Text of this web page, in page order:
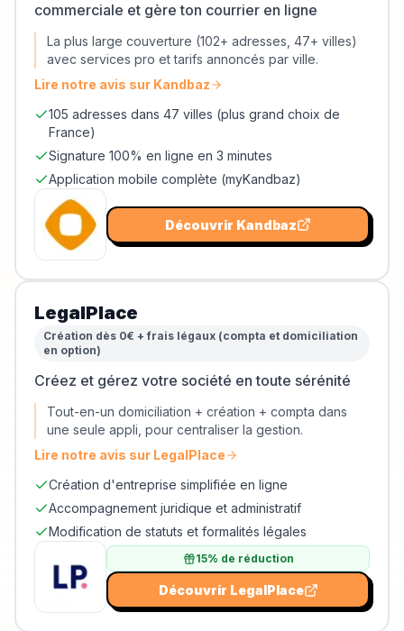
commerciale et gère ton courrier en ligne
La plus large couverture (102+ adresses, 47+ villes)
avec services pro et tarifs annoncés par ville.
Lire notre avis sur Kandbaz
105 adresses dans 47 villes (plus grand choix de
France)
Signature 100% en ligne en 3 minutes
Application mobile complète (myKandbaz)
Découvrir Kandbaz
LegalPlace
Création dès 0€ + frais légaux (compta et domiciliation
en option)
Créez et gérez votre société en toute sérénité
Tout-en-un domiciliation + création + compta dans
une seule appli, pour centraliser la gestion.
Lire notre avis sur LegalPlace
Création d'entreprise simplifiée en ligne
Accompagnement juridique et administratif
Modification de statuts et formalités légales
15% de réduction
Découvrir LegalPlace